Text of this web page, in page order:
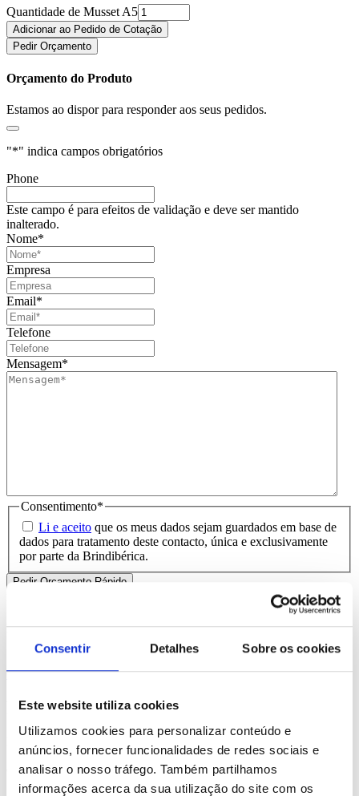
Consentir Detalhes Sobre os cookies
Este website utiliza cookies
Utilizamos cookies para personalizar conteúdo e
anúncios, fornecer funcionalidades de redes sociais e
analisar o nosso tráfego. Também partilhamos
informações acerca da sua utilização do site com os
Quantidade de Musset A5
Adicionar ao Pedido de Cotação
Pedir Orçamento
Orçamento do Produto
Estamos ao dispor para responder aos seus pedidos.
"*" indica campos obrigatórios
Phone
Este campo é para efeitos de validação e deve ser mantido
inalterado.
Nome*
Empresa
Email*
Telefone
Mensagem*
Consentimento*
Li e aceito que os meus dados sejam guardados em base de
dados para tratamento deste contacto, única e exclusivamente
por parte da Brindibérica.
Produtos Relacionados
Comprar
Puzo
desde 0.72€